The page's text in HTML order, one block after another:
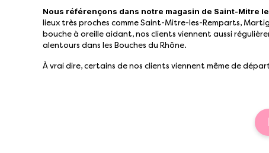
Nous référençons dans notre magasin de Saint-Mitre
lieux très proches comme Saint-Mitre-les-Remparts,
bouche à oreille aidant, nos clients viennent aussi
alentours dans les Bouches du Rhône.
À vrai dire, certains de nos clients viennent même de